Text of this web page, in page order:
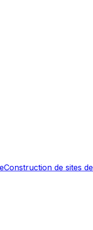
Construction de sites